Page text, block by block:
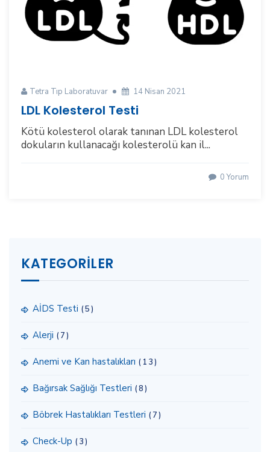
Tetra Tıp Laboratuvar 14 Nisan 2021
LDL Kolesterol Testi
Kötü kolesterol olarak tanınan LDL kolesterol
dokuların kullanacağı kolesterolü kan il...
0 Yorum
KATEGORILER
AİDS Testi (5)
Alerji (7)
Anemi ve Kan hastalıkları (13)
Bağırsak Sağlığı Testleri (8)
Böbrek Hastalıkları Testleri (7)
Check-Up (3)